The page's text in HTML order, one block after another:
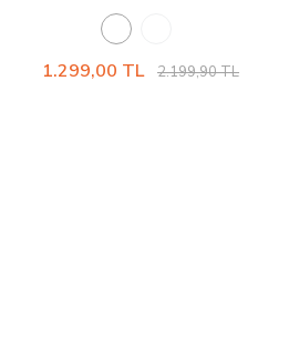
Sararmaya Dayanıklı DuraClear™ Hava Kanalı
Teknolojisi™ Askeri Sınıf Koruma MagFit Mat
1.299,00 TL 2.199,90 TL